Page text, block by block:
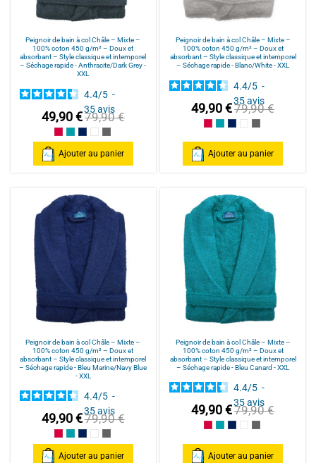
Peignoir de bain à col Châle – Mixte –
100% coton 450 g/m² – Doux et
absorbant – Style classique et intemporel
– Séchage rapide - Anthracite/Dark Grey -
XXL
4.4/5 -
35avis
49,90 €79,90 €
Framboise/Fuschia
Bleu Canard
Bleu Marine/Navy Blue
Blanc/White
Anthracite/Dark Grey
Ajouter au panier
Peignoir de bain à col Châle – Mixte –
100% coton 450 g/m² – Doux et
absorbant – Style classique et intemporel
– Séchage rapide - Blanc/White - XXL
4.4/5 -
35avis
49,90 €79,90 €
Framboise/Fuschia
Bleu Canard
Bleu Marine/Navy
Blanc/White
Anthracite/
Ajouter au panier
Peignoir de bain à col Châle – Mixte –
100% coton 450 g/m² – Doux et
absorbant – Style classique et intemporel
– Séchage rapide - Bleu Marine/Navy Blue
- XXL
4.4/5 -
35avis
49,90 €79,90 €
Framboise/Fuschia
Bleu Canard
Bleu Marine/Navy Blue
Blanc/White
Anthracite/Dark Grey
Ajouter au panier
Peignoir de bain à col Châle – Mixte –
100% coton 450 g/m² – Doux et
absorbant – Style classique et intemporel
– Séchage rapide - Bleu Canard - XXL
4.4/5 -
35avis
49,90 €79,90 €
Framboise/Fuschia
Bleu Canard
Bleu Marine/Navy
Blanc/White
Anthracite/
Ajouter au panier